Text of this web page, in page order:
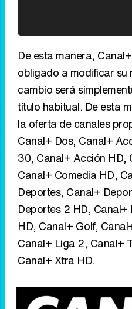
De esta manera,
obligado a modificar su
cambio será
título habitual. De esta
la oferta de canales
Canal+ Dos, Canal+
30, Canal+ Acción HD,
Canal+ Comedia HD,
Deportes, Canal+
Deportes 2 HD,
HD, Canal+ Golf,
Canal+ Liga 2, Canal+
Canal+ Xtra HD.